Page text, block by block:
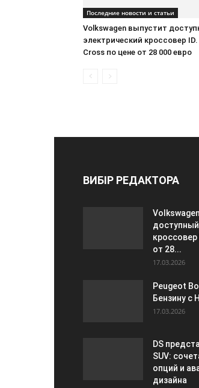
Последние новости и статьи
Volkswagen выпустит
электрический кроссовер ID.
Cross по цене от 28 000 евро
ВИБІР РЕДАКТОРА
кроссовер
от 28...
17.03.2026
Peugeot
Бензину с
17.03.2026
DS
SUV:
опций и
дизайна